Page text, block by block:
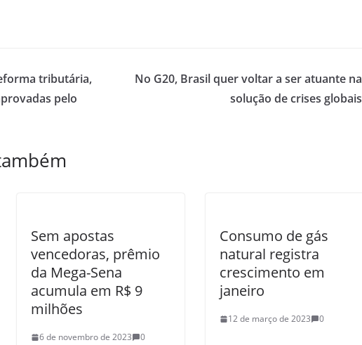
tributária,
pelo
No G20, Brasil quer voltar a ser atuante na
solução de crises globais
Sem apostas
vencedoras, prêmio
da Mega-Sena
acumula em R$ 9
milhões
6 de novembro de 2023 0
Consumo de gás
natural registra
crescimento em
janeiro
12 de março de 2023 0